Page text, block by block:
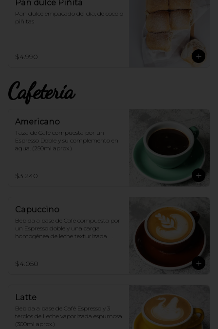
Pan dulce Piñita
Pan dulce empacado del día, de coco o
piñitas
$4.990
Cafetería
Americano
Taza de Café compuesta por un
Espresso Doble y su complemento en
agua. (250ml aprox.)
$3.240
Capuccino
Bebida a base de Café compuesta por
un Espresso doble y una carga
homogénea de leche texturizada.
$4.050
Latte
Bebida a base de Café Espresso y 3
tercios de Leche vaporizada espumosa.
(300ml aprox.)